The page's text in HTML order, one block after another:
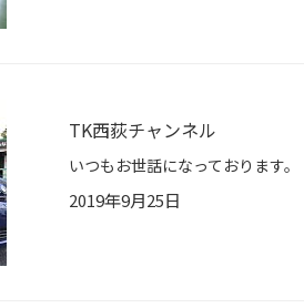
TK西荻チャンネル
2019年9月25日